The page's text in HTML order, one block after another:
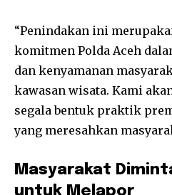
“Penindakan ini
komitmen Polda Aceh
dan kenyamanan
kawasan wisata. Kami
segala bentuk praktik
yang meresahkan
Masyarakat
untuk Melapor